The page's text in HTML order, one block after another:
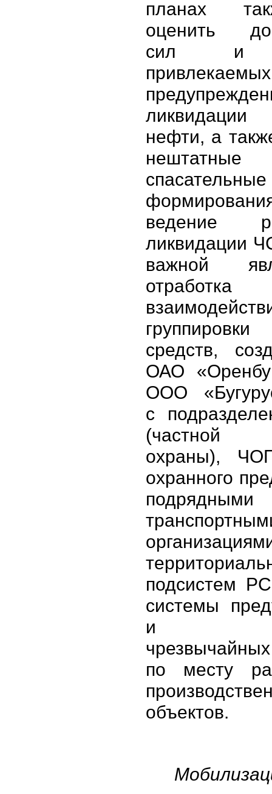
планах
оценить
сил и
нефти, а
нештатные
спасательные
ведение
ликвидации
важной
отработка
средств,
ОАО
ООО
с
(частной
охраны),
охранного
подрядными
подсистем
системы
и
по месту
объектов.